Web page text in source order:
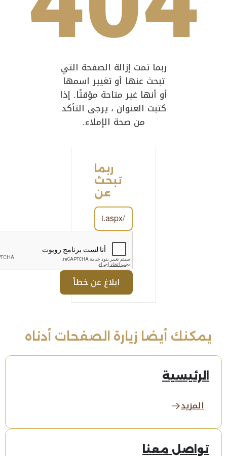
ربما تمت إزالة الصفحة التي
تبحث عنها أو تغيير اسمها
أو أنها غير متاحة مؤقتًا. إذا
كتبت العنوان ، يرجى التأكد
من صحة الإملاء.
ربما
تبحث
عن
يمكنك أيضا زيارة الصفحات أدناه
الرئيسية
المزيد
تواصل معنا